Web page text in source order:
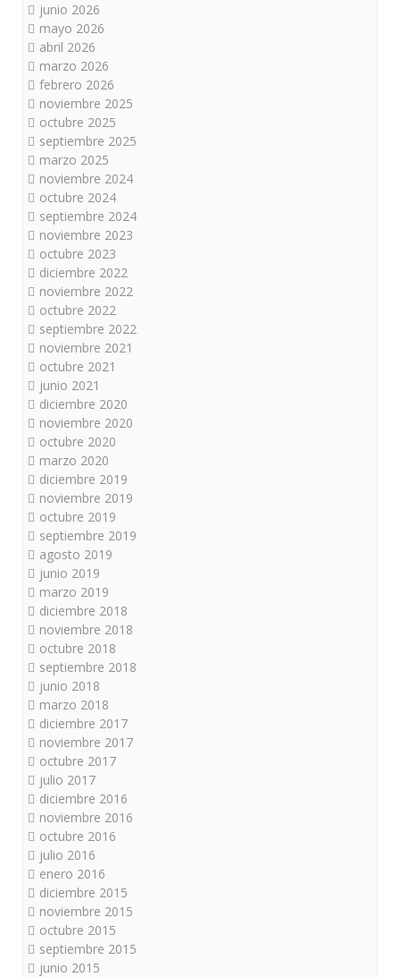
junio 2026
mayo 2026
abril 2026
marzo 2026
febrero 2026
noviembre 2025
octubre 2025
septiembre 2025
marzo 2025
noviembre 2024
octubre 2024
septiembre 2024
noviembre 2023
octubre 2023
diciembre 2022
noviembre 2022
octubre 2022
septiembre 2022
noviembre 2021
octubre 2021
junio 2021
diciembre 2020
noviembre 2020
octubre 2020
marzo 2020
diciembre 2019
noviembre 2019
octubre 2019
septiembre 2019
agosto 2019
junio 2019
marzo 2019
diciembre 2018
noviembre 2018
octubre 2018
septiembre 2018
junio 2018
marzo 2018
diciembre 2017
noviembre 2017
octubre 2017
julio 2017
diciembre 2016
noviembre 2016
octubre 2016
julio 2016
enero 2016
diciembre 2015
noviembre 2015
octubre 2015
septiembre 2015
junio 2015